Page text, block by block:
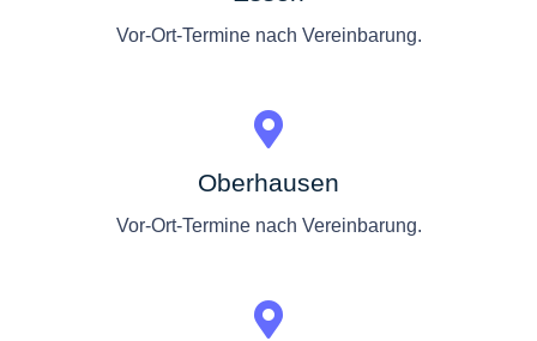
Vor-Ort-Termine nach Vereinbarung.
Oberhausen
Vor-Ort-Termine nach Vereinbarung.